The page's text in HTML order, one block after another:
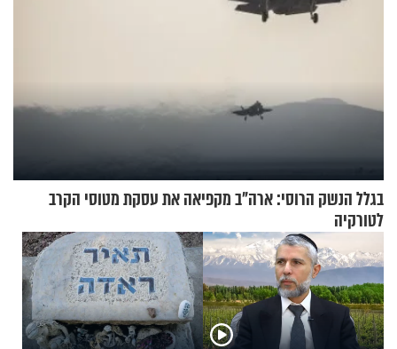
בגלל הנשק הרוסי: ארה"ב מקפיאה את עסקת מטוסי הקרב
לטורקיה